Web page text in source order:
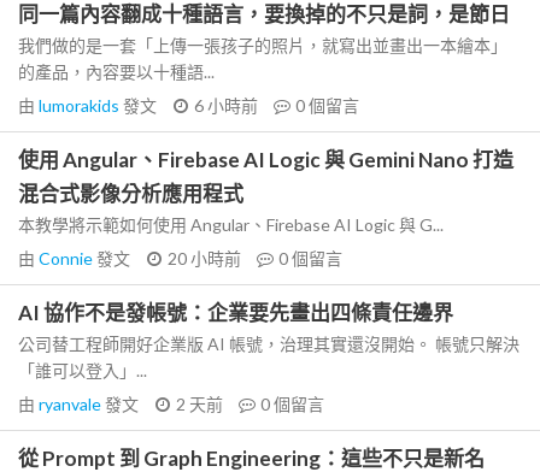
同一篇內容翻成十種語言，要換掉的不只是詞，是節日
我們做的是一套「上傳一張孩子的照片，就寫出並畫出一本繪本」
的產品，內容要以十種語...
由 lumorakids 發文 6 小時前 0個留言
使用 Angular、Firebase AI Logic 與 Gemini Nano 打造
混合式影像分析應用程式
本教學將示範如何使用 Angular、Firebase AI Logic 與 G...
由 Connie發文 20 小時前 0個留言
AI 協作不是發帳號：企業要先畫出四條責任邊界
公司替工程師開好企業版 AI 帳號，治理其實還沒開始。 帳號只解決
「誰可以登入」...
由 ryanvale發文 2 天前 0個留言
從 Prompt 到 Graph Engineering：這些不只是新名